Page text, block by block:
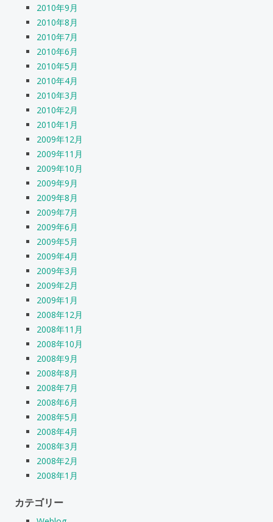
2010年9月
2010年8月
2010年7月
2010年6月
2010年5月
2010年4月
2010年3月
2010年2月
2010年1月
2009年12月
2009年11月
2009年10月
2009年9月
2009年8月
2009年7月
2009年6月
2009年5月
2009年4月
2009年3月
2009年2月
2009年1月
2008年12月
2008年11月
2008年10月
2008年9月
2008年8月
2008年7月
2008年6月
2008年5月
2008年4月
2008年3月
2008年2月
2008年1月
カテゴリー